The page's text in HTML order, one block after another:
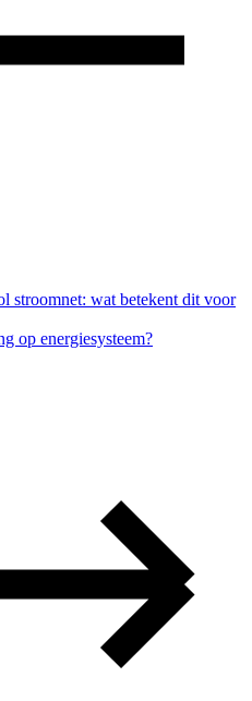
stroomnet: wat betekent dit voor
op energiesysteem?